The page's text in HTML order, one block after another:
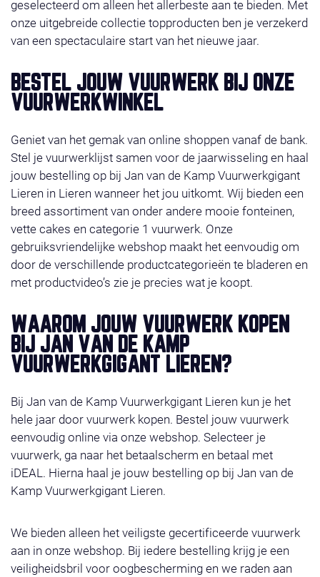
geselecteerd om alleen het allerbeste aan te bieden. Met
onze uitgebreide collectie topproducten ben je verzekerd
van een spectaculaire start van het nieuwe jaar.
BESTEL JOUW VUURWERK BIJ ONZE
VUURWERKWINKEL
Geniet van het gemak van online shoppen vanaf de bank.
Stel je vuurwerklijst samen voor de jaarwisseling en haal
jouw bestelling op bij Jan van de Kamp Vuurwerkgigant
Lieren in Lieren wanneer het jou uitkomt. Wij bieden een
breed assortiment van onder andere mooie fonteinen,
vette cakes en categorie 1 vuurwerk. Onze
gebruiksvriendelijke webshop maakt het eenvoudig om
door de verschillende productcategorieën te bladeren en
met productvideo’s zie je precies wat je koopt.
WAAROM JOUW VUURWERK KOPEN
BIJ JAN VAN DE KAMP
VUURWERKGIGANT LIEREN?
Bij Jan van de Kamp Vuurwerkgigant Lieren kun je het
hele jaar door vuurwerk kopen. Bestel jouw vuurwerk
eenvoudig online via onze webshop. Selecteer je
vuurwerk, ga naar het betaalscherm en betaal met
iDEAL. Hierna haal je jouw bestelling op bij Jan van de
Kamp Vuurwerkgigant Lieren.
We bieden alleen het veiligste gecertificeerde vuurwerk
aan in onze webshop. Bij iedere bestelling krijg je een
veiligheidsbril voor oogbescherming en we raden aan